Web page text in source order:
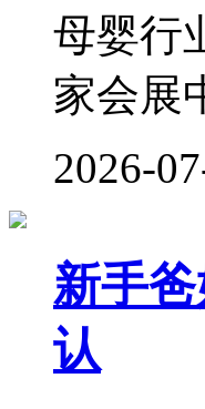
母婴行
家会展
2026-
新手
认